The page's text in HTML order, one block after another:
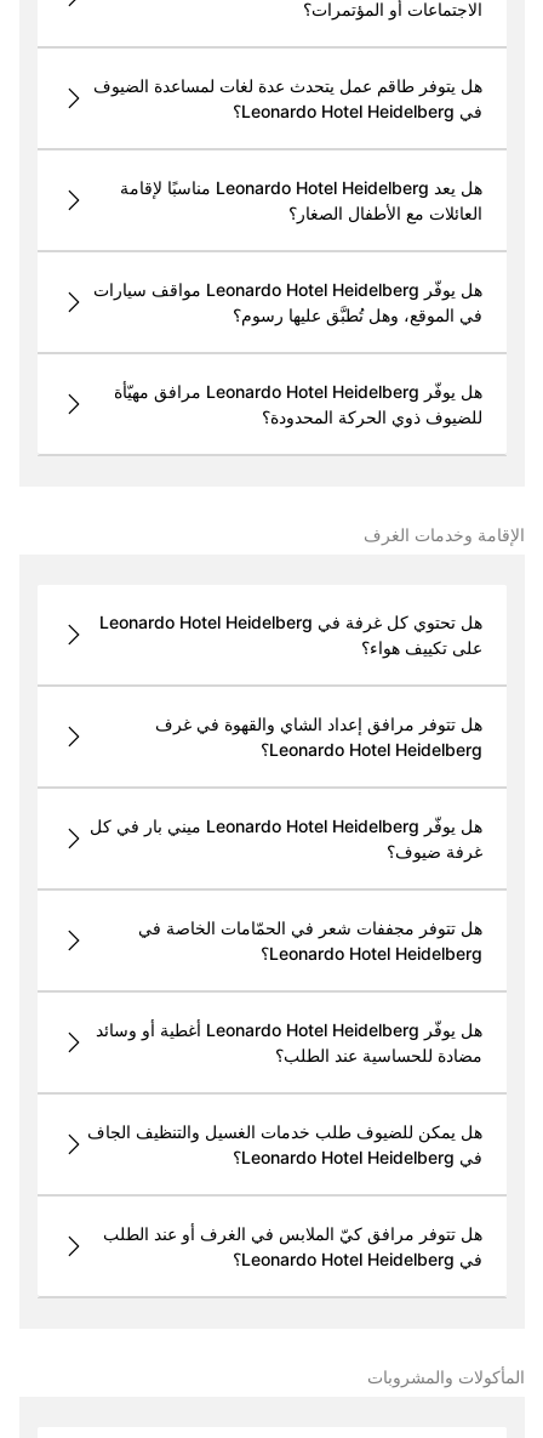
الاجتماعات أو المؤتمرات؟
هل يتوفر طاقم عمل يتحدث عدة لغات لمساعدة الضيوف
في Leonardo Hotel Heidelberg؟
هل يعد Leonardo Hotel Heidelberg مناسبًا لإقامة
العائلات مع الأطفال الصغار؟
هل يوفّر Leonardo Hotel Heidelberg مواقف سيارات
في الموقع، وهل تُطبَّق عليها رسوم؟
هل يوفّر Leonardo Hotel Heidelberg مرافق مهيّأة
للضيوف ذوي الحركة المحدودة؟
الإقامة وخدمات الغرف
هل تحتوي كل غرفة في Leonardo Hotel Heidelberg
على تكييف هواء؟
هل تتوفر مرافق إعداد الشاي والقهوة في غرف
Leonardo Hotel Heidelberg؟
هل يوفّر Leonardo Hotel Heidelberg ميني بار في كل
غرفة ضيوف؟
هل تتوفر مجففات شعر في الحمّامات الخاصة في
Leonardo Hotel Heidelberg؟
هل يوفّر Leonardo Hotel Heidelberg أغطية أو وسائد
مضادة للحساسية عند الطلب؟
هل يمكن للضيوف طلب خدمات الغسيل والتنظيف الجاف
في Leonardo Hotel Heidelberg؟
هل تتوفر مرافق كيّ الملابس في الغرف أو عند الطلب
في Leonardo Hotel Heidelberg؟
المأكولات والمشروبات